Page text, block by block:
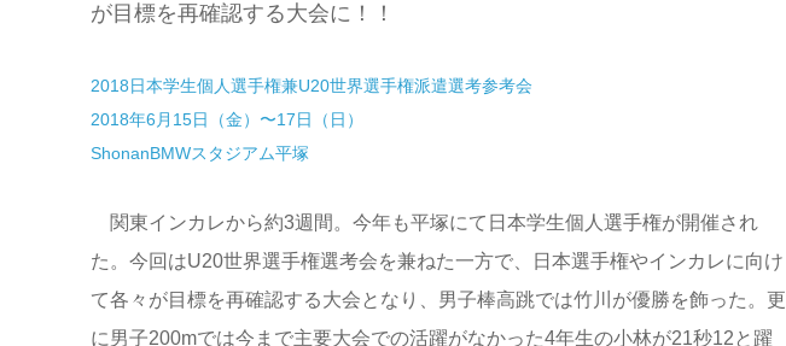
が目標を再確認する大会に！！
2018日本学生個人選手権兼U20世界選手権派遣選考参考会
2018年6月15日（金）〜17日（日）
ShonanBMWスタジアム平塚
関東インカレから約3週間。今年も平塚にて日本学生個人選手権が開催され
た。今回はU20世界選手権選考会を兼ねた一方で、日本選手権やインカレに向け
て各々が目標を再確認する大会となり、男子棒高跳では竹川が優勝を飾った。更
に男子200mでは今まで主要大会での活躍がなかった4年生の小林が21秒12と躍